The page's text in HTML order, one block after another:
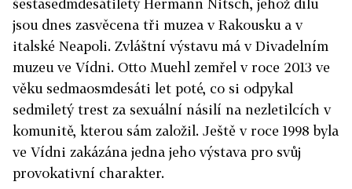
jsou dnes zasvěcena tři muzea v Rakousku a v
italské Neapoli. Zvláštní výstavu má v Divadelním
muzeu ve Vídni. Otto Muehl zemřel v roce 2013 ve
věku sedmaosmdesáti let poté, co si odpykal
sedmiletý trest za sexuální násilí na nezletilcích v
komunitě, kterou sám založil. Ještě v roce 1998 byla
ve Vídni zakázána jedna jeho výstava pro svůj
provokativní charakter.